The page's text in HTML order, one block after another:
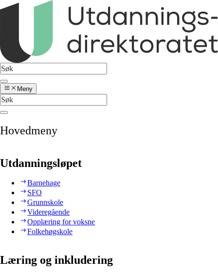
Meny
Hovedmeny
Utdanningsløpet
Barnehage
SFO
Grunnskole
Videregående
Opplæring for voksne
Folkehøgskole
Læring og inkludering